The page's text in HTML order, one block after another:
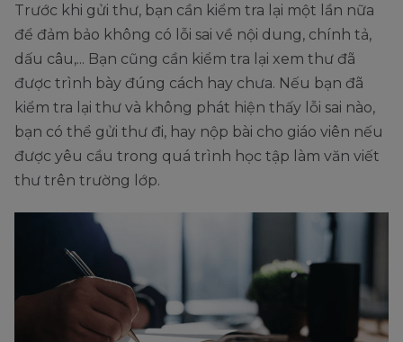
Trước khi gửi thư, bạn cần kiểm tra lại một lần nữa
để đảm bảo không có lỗi sai về nội dung, chính tả,
dấu câu,... Bạn cũng cần kiểm tra lại xem thư đã
được trình bày đúng cách hay chưa. Nếu bạn đã
kiểm tra lại thư và không phát hiện thấy lỗi sai nào,
bạn có thể gửi thư đi, hay nộp bài cho giáo viên nếu
được yêu cầu trong quá trình học tập làm văn viết
thư trên trường lớp.